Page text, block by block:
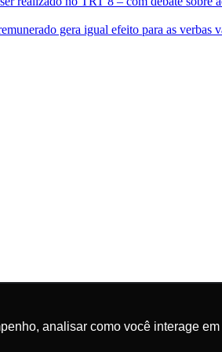
analisar como você interage
analisar como você interage
gera igual efeito para as verbas